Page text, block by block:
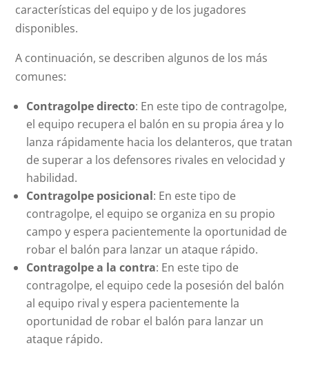
características del equipo y de los jugadores
disponibles.
A continuación, se describen algunos de los más
comunes:
Contragolpe directo: En este tipo de contragolpe,
el equipo recupera el balón en su propia área y lo
lanza rápidamente hacia los delanteros, que tratan
de superar a los defensores rivales en velocidad y
habilidad.
Contragolpe posicional: En este tipo de
contragolpe, el equipo se organiza en su propio
campo y espera pacientemente la oportunidad de
robar el balón para lanzar un ataque rápido.
Contragolpe a la contra: En este tipo de
contragolpe, el equipo cede la posesión del balón
al equipo rival y espera pacientemente la
oportunidad de robar el balón para lanzar un
ataque rápido.